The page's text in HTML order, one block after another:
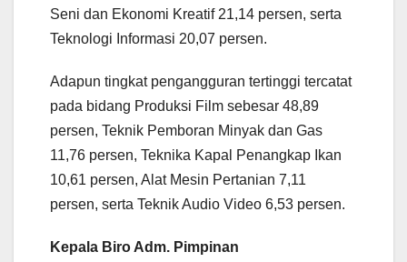
Seni dan Ekonomi Kreatif 21,14 persen, serta
Teknologi Informasi 20,07 persen.
Adapun tingkat pengangguran tertinggi tercatat
pada bidang Produksi Film sebesar 48,89
persen, Teknik Pemboran Minyak dan Gas
11,76 persen, Teknika Kapal Penangkap Ikan
10,61 persen, Alat Mesin Pertanian 7,11
persen, serta Teknik Audio Video 6,53 persen.
Kepala Biro Adm. Pimpinan